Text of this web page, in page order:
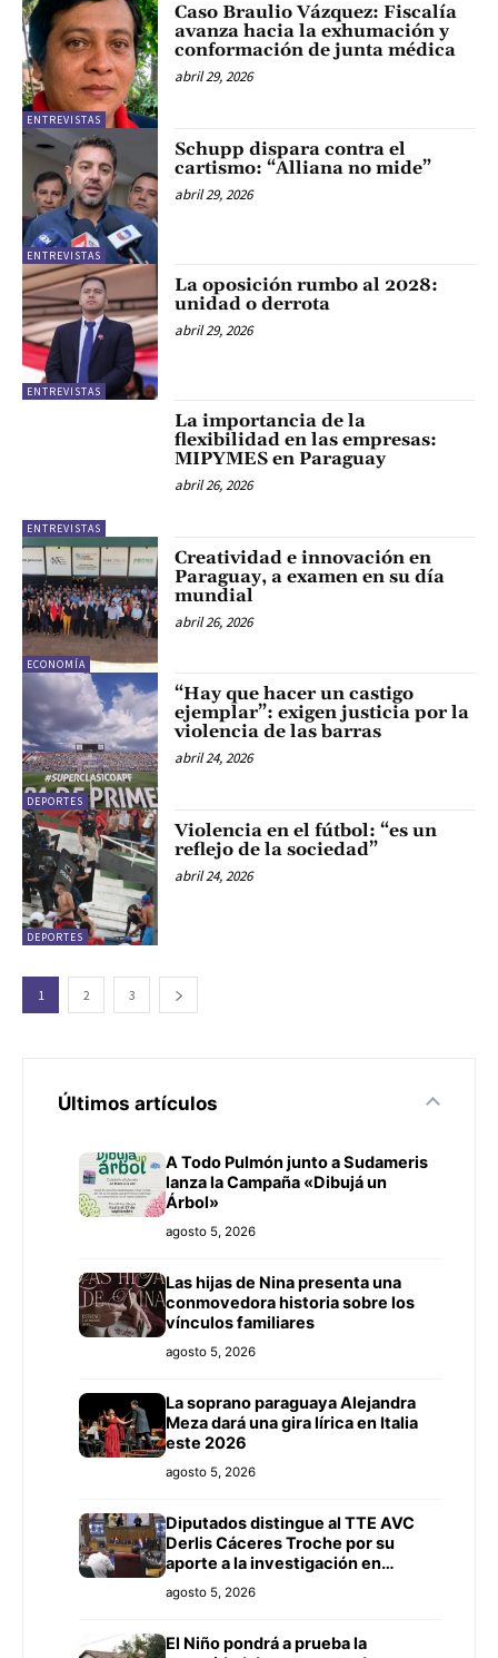
ENTREVISTAS
Caso Braulio Vázquez: Fiscalía
avanza hacia la exhumación y
conformación de junta médica
abril 29, 2026
ENTREVISTAS
Schupp dispara contra el
cartismo: “Alliana no mide”
abril 29, 2026
ENTREVISTAS
La oposición rumbo al 2028:
unidad o derrota
abril 29, 2026
ENTREVISTAS
La importancia de la
flexibilidad en las empresas:
MIPYMES en Paraguay
abril 26, 2026
ECONOMÍA
Creatividad e innovación en
Paraguay, a examen en su día
mundial
abril 26, 2026
DEPORTES
“Hay que hacer un castigo
ejemplar”: exigen justicia por la
violencia de las barras
abril 24, 2026
DEPORTES
Violencia en el fútbol: “es un
reflejo de la sociedad”
abril 24, 2026
1 2 3
Últimos artículos
A Todo Pulmón junto a Sudameris
lanza la Campaña «Dibujá un
Árbol»
agosto 5, 2026
Las hijas de Nina presenta una
conmovedora historia sobre los
vínculos familiares
agosto 5, 2026
La soprano paraguaya Alejandra
Meza dará una gira lírica en Italia
este 2026
agosto 5, 2026
Diputados distingue al TTE AVC
Derlis Cáceres Troche por su
aporte a la investigación en
Inteligencia Artificial y Educación
agosto 5, 2026
El Niño pondrá a prueba la